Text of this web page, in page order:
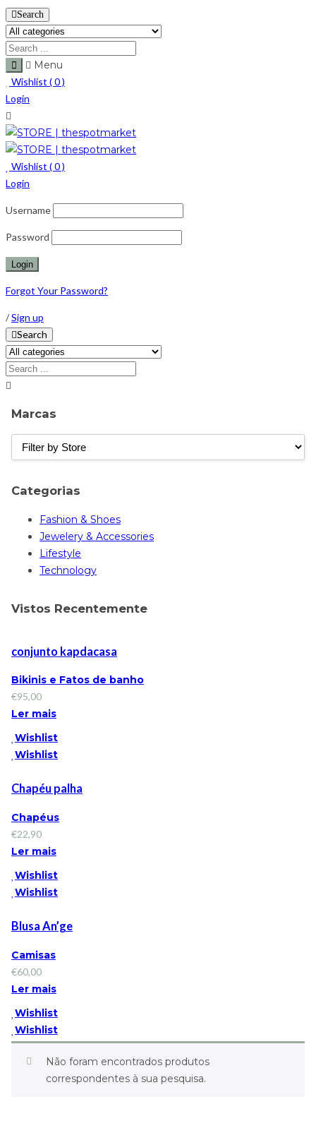
Search
Menu
Wishlist (0)
Login
Wishlist (0)
Login
Username
Password
Forgot Your Password?
/Sign up
Search
Marcas
Categorias
Fashion & Shoes
Jewelery & Accessories
Lifestyle
Technology
Vistos Recentemente
conjunto kapdacasa
Bikinis e Fatos de banho
€95,00
Ler mais
Wishlist
Wishlist
Chapéu palha
Chapéus
€22,90
Ler mais
Wishlist
Wishlist
Blusa An’ge
Camisas
€60,00
Ler mais
Wishlist
Wishlist
Não foram encontrados produtos
correspondentes à sua pesquisa.